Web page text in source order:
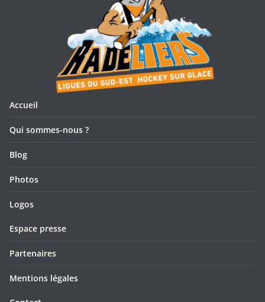
Accueil
Qui sommes-nous ?
Blog
Photos
Logos
Espace presse
Partenaires
Mentions légales